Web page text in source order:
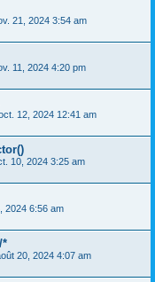
21, 2024 3:54 am
11, 2024 4:20 pm
12, 2024 12:41 am
10, 2024 3:25 am
2024 6:56 am
*
20, 2024 4:07 am